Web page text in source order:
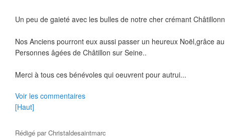
Un peu de gaieté avec les bulles de notre cher crémant
Nos Anciens pourront eux aussi passer un heureux Noël,grâce
Personnes âgées de Châtillon sur Seine..
Merci à tous ces bénévoles qui oeuvrent pour autrui...
Voir les commentaires
[Haut]
Rédigé parChristaldesaintmarc